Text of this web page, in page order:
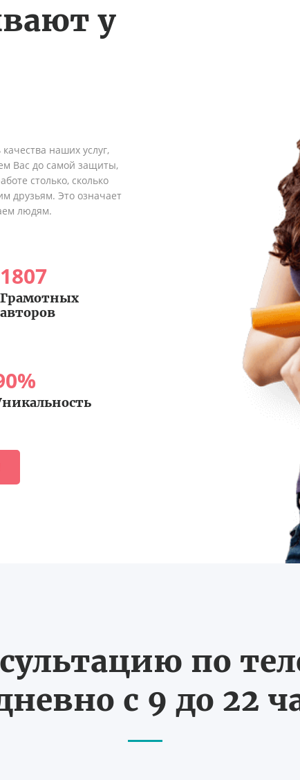
у
наших услуг,
Вас до самой защиты,
столько, сколько
друзьям. Это означает
людям.
1807
Грамотных
авторов
%
по
с 9 до 22